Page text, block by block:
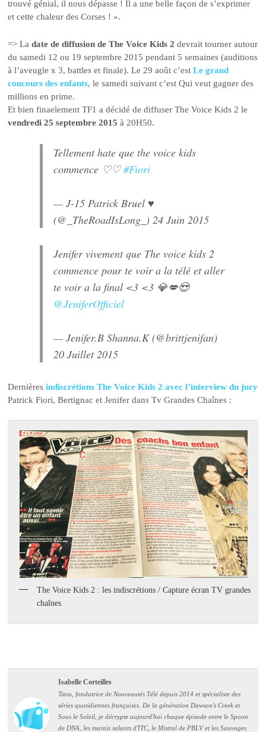
trouvé génial, il nous dépasse ! Il a une belle façon de s’exprimer
et cette chaleur des Corses ! ».
=> La date de diffusion de The Voice Kids 2 devrait tourner autour
du samedi 12 ou 19 septembre 2015 pendant 5 semaines (auditions
à l’aveugle x 3, battles et finale). Le 29 août c’estLe grand
concours des enfants, le samedi suivant c’est Qui veut gagner des
millions en prime.
Et bien finaelement TF1 a décidé de diffuser The Voice Kids 2 le
vendredi 25 septembre 2015 à 20H50.
Tellement hate que the voice kids
commence ♡♡#Fiori
— J-15 Patrick Bruel ♥
(@_TheRoadIsLong_)24 Juin 2015
Jenifer vivement que The voice kids 2
commence pour te voir a la télé et aller
te voir a la final <3 <3 💎💋😍
@JeniferOfficiel
— Jenifer.B Shanna.K (@brittjenifan)
20 Juillet 2015
Dernièresindiscrétions The Voice Kids 2 avec l’interview du jury
Patrick Fiori, Bertignac et Jenifer dans Tv Grandes Chaînes :
The Voice Kids 2 : les indiscrétions / Capture écran TV grandes
chaînes
Isabelle Corteilles
Titou, fondatrice de Nouveautés Télé depuis 2014 et spécialiste des
séries quotidiennes françaises. De la génération Dawson's Creek et
Sous le Soleil, je décrypte aujourd'hui chaque épisode entre le Spoon
de DNA, les marais salants d'ITC, le Mistral de PBLV et les Sauvages